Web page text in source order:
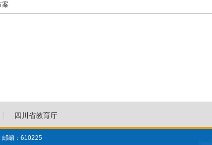
案
四川省教育厅
邮编：610225